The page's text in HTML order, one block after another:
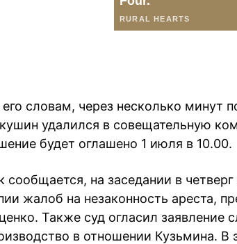
словам, через несколько минут
удалился в совещательную
будет оглашено 1 июля в 10.00.
сообщается, на заседании в
жалоб на незаконность ареста,
Также суд огласил заявление
в отношении Кузьмина. В